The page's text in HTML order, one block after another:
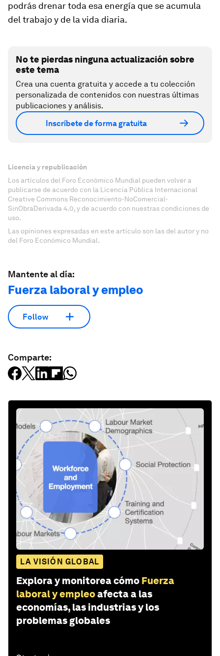
podrás drenar toda esa energía que se acumula
del trabajo y de la vida diaria.
No te pierdas ninguna actualización sobre
este tema
Crea una cuenta gratuita y accede a tu colección
personalizada de contenidos con nuestras últimas
publicaciones y análisis.
Inscríbete de forma gratuita
Licencia y republicación
Los artículos del Foro Económico Mundial pueden volver a
publicarse de acuerdo con la Licencia Pública Internacional
Creative Commons Reconocimiento-NoComercial-
SinObraDerivada 4.0, y de acuerdo con nuestras condiciones de
uso.
Las opiniones expresadas en este artículo son las del autor y no
del Foro Económico Mundial.
Mantente al día:
Fuerza laboral y empleo
Follow
Comparte:
LA VISIÓN GLOBAL
Explora y monitorea cómo Fuerza
laboral y empleoafecta a las
economías, las industrias y los
problemas globales